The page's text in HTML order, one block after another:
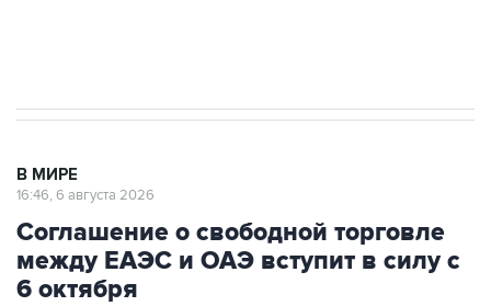
В МИРЕ
16:46, 6 августа 2026
Соглашение о свободной торговле
между ЕАЭС и ОАЭ вступит в силу с
6 октября